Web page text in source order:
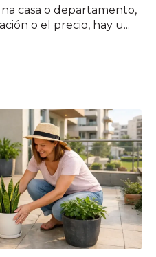
casa o departamento,
o el precio, hay u...